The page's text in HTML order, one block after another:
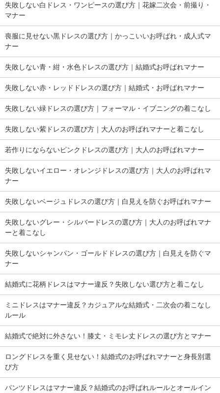
失敗しない白ドレス・ワンピースの選び方｜花嫁二次会・前撮り・
マナー
喪服に見せない黒ドレスの選び方｜かっこいいお呼ばれ・成人式マ
ナー
失敗しない青・紺・水色ドレスの選び方｜結婚式お呼ばれマナー
失敗しない赤・レッドドレスの選び方｜結婚式・お呼ばれマナー
失敗しない緑ドレスの選び方｜フォーマル・イブニングの着こなし
失敗しない紫ドレスの選び方｜大人のお呼ばれマナーと着こなし
若作りにならないピンクドレスの選び方｜大人のお呼ばれマナー
失敗しないイエロー・オレンジドレスの選び方｜大人のお呼ばれマ
ナー
失敗しないベージュドレスの選び方｜白見えを防ぐお呼ばれマナー
失敗しないグレー・シルバードレスの選び方｜大人のお呼ばれマナ
ーと着こなし
失敗しないシャンパン・ゴールドドレスの選び方｜白見えを防ぐマ
ナー
結婚式に花柄ドレスはマナー違反？失敗しない選び方と着こなし
ミニドレスはマナー違反？カジュアルな結婚式・二次会の着こなし
ルール
結婚式で絶対に外さない！膝丈・ミモレ丈ドレスの選び方とマナー
ロングドレスを重く見せない！結婚式のお呼ばれマナーと身長別選
び方
パンツドレスはマナー違反？結婚式のお呼ばれルールとオールイン